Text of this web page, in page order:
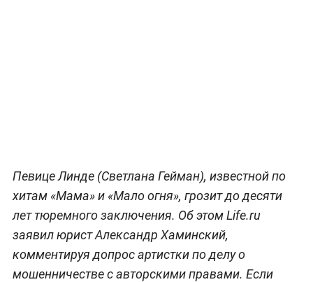
Певице Линде (Светлана Гейман), известной по
хитам «Мама» и «Мало огня», грозит до десяти
лет тюремного заключения. Об этом Life.ru
заявил юрист Александр Хаминский,
комментируя допрос артистки по делу о
мошенничестве с авторскими правами. Если